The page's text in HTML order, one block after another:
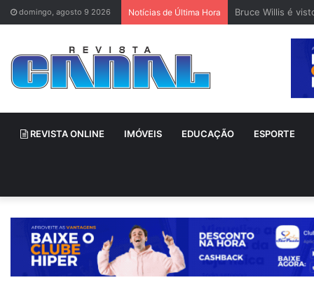
domingo, agosto 9 2026 Notícias de Última Hora Bruce Willis é
REVISTA ONLINE IMÓVEIS EDUCAÇÃO ESPORTE